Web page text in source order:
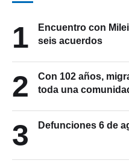
1
Encuentro con
seis acuerdos
2
Con 102 años,
toda una
3 Defunciones 6 de